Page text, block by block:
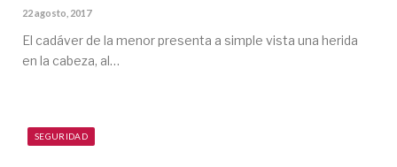
22 agosto, 2017
El cadáver de la menor presenta a simple vista una herida
en la cabeza, al…
SEGURIDAD